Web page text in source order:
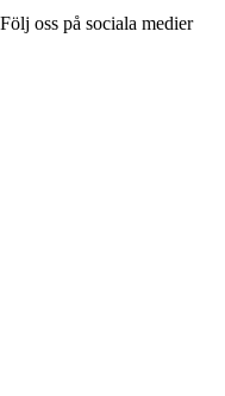
Följ oss på sociala medier